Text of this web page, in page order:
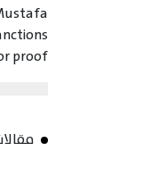
proof.